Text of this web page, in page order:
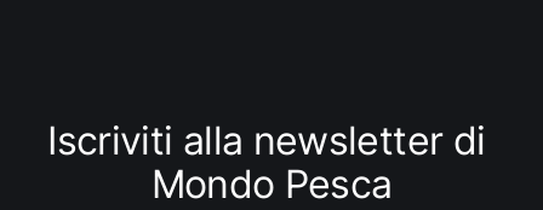
Iscriviti alla newsletter di
Mondo Pesca